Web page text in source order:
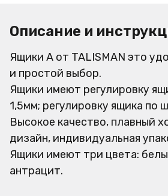
Описание и
Ящики A от TALISMAN это
и простой выбор.
Ящики имеют регулировку
1,5мм; регулировку ящика по
Высокое качество, плавный
дизайн, индивидуальная
Ящики имеют три цвета:
антрацит.